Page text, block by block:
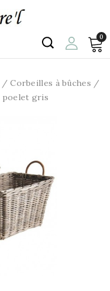
0
Corbeilles à bûches
poelet gris